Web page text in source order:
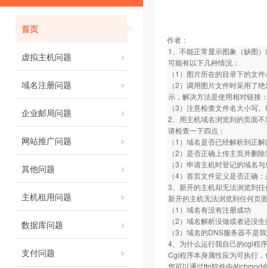
首页
虚拟主机问题
域名注册问题
企业邮局问题
网站推广问题
其他问题
主机租用问题
数据库问题
支付问题
作者：
1、不能正常显示图象（缺图
可能有以下几种情况：
（1）图片所在的目录下的文
（2）调用图片文件时采用了
示，解决方法是使用相对链接
（3）注意检查文件名大小写
2、用主机域名浏览到的页面
请检查一下四点：
（1）域名是否已经解析到正
（2）是否正确上传主页并删
（3）申请主机时登记的域名
（4）首页文件定义是否正确
3、新开的主机却无法浏览到
新开的主机无法浏览到任何页
（1）域名有没有注册成功
（2）域名解析没做或者还没
（3）域名的DNS服务器不是
4、为什么运行我自己的cgi程
Cgi程序本身属性应为可执行
您可以通过ftp软件中的chmod